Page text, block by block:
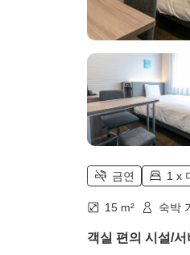
금연 1 x
15 m² 숙박
객실 편의 시설/서